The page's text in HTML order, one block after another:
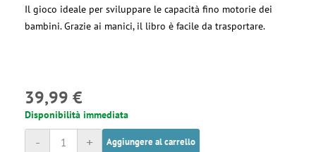
Il gioco ideale per sviluppare le capacità fino motorie dei
bambini. Grazie ai manici, il libro è facile da trasportare.
39,99 €
Disponibilità immediata
+
- Aggiungere al carrello